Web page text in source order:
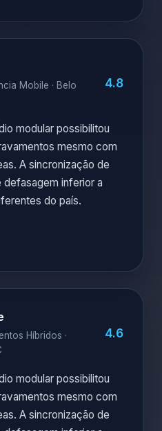
Mobile · Belo
4.8
modular possibilitou
mesmo com
A sincronização de
inferior a
do país.
Híbridos ·
4.6
modular possibilitou
mesmo com
A sincronização de